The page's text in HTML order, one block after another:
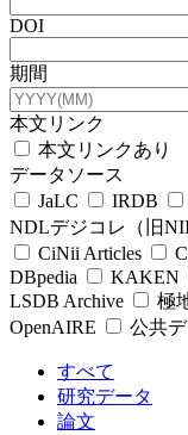
DOI
期間
本文リンク
本文リンクあり
データソース
JaLC
IRDB
NDLデジコレ（旧
CiNii Articles
DBpedia
KAKEN
LSDB Archive
極
OpenAIRE
公共
すべて
研究データ
論文